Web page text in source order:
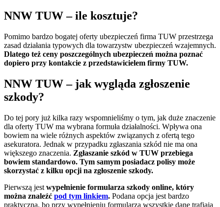
NNW TUW – ile kosztuje?
Pomimo bardzo bogatej oferty ubezpieczeń firma TUW przestrzega
zasad działania typowych dla towarzystw ubezpieczeń wzajemnych.
Dlatego też ceny poszczególnych ubezpieczeń można poznać
dopiero przy kontakcie z przedstawicielem firmy TUW.
NNW TUW – jak wygląda zgłoszenie
szkody?
Do tej pory już kilka razy wspomnieliśmy o tym, jak duże znaczenie
dla oferty TUW ma wybrana formuła działalności. Wpływa ona
bowiem na wiele różnych aspektów związanych z ofertą tego
asekuratora. Jednak w przypadku zgłaszania szkód nie ma ona
większego znaczenia. Zgłaszanie szkód w TUW przebiega
bowiem standardowo. Tym samym posiadacz polisy może
skorzystać z kilku opcji na zgłoszenie szkody.
Pierwszą jest wypełnienie formularza szkody online, który
można znaleźć pod tym linkiem. Podana opcja jest bardzo
praktyczna, bo przy wypełnieniu formularza wszystkie dane trafiają